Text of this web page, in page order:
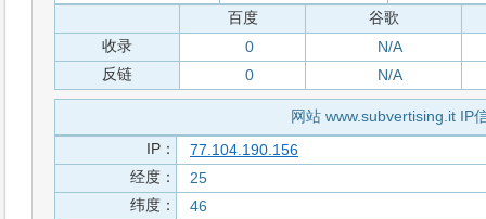
百度
谷歌
收录
0
N/A
反链
0 N/A
网站 www.subvertising.it IP
IP：
77.104.190.156
经度：
25
纬度：
46